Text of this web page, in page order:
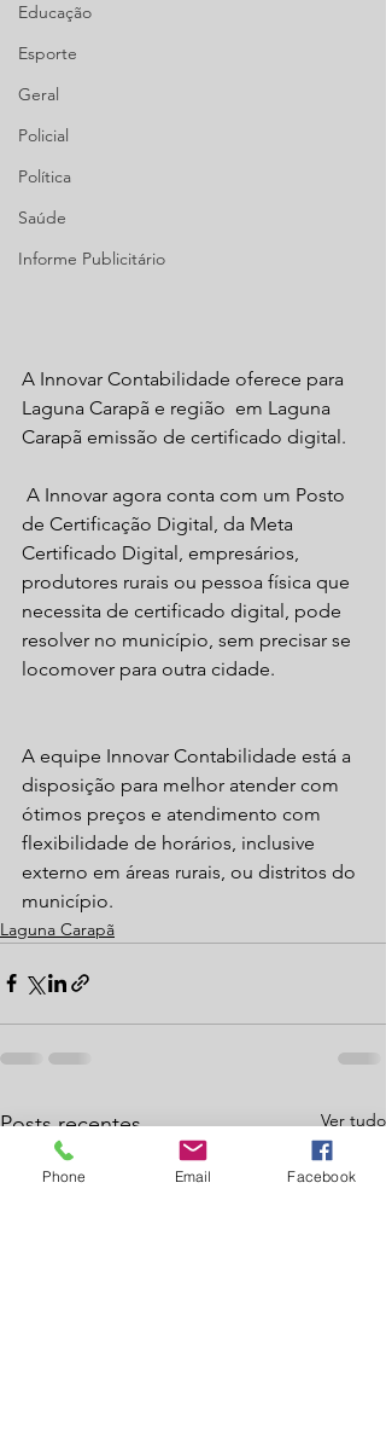
Educação
Esporte
Geral
Policial
Política
Saúde
Informe Publicitário
A Innovar Contabilidade oferece para
Laguna Carapã e região  em Laguna
Carapã emissão de certificado digital.
de Certificação Digital, da Meta
Certificado Digital, empresários,
produtores rurais ou pessoa física que
necessita de certificado digital, pode
resolver no município, sem precisar se
locomover para outra cidade.
A equipe Innovar Contabilidade está a
disposição para melhor atender com
ótimos preços e atendimento com
flexibilidade de horários, inclusive
externo em áreas rurais, ou distritos do
município.
Laguna Carapã
Posts recentes Ver tudo
Phone Email Facebook